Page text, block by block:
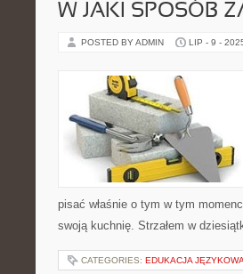
W JAKI SPOSÓB
POSTED BY ADMIN LIP - 9 -
pisać właśnie o tym w tym
swoją kuchnię. Strzałem w
CATEGORIES: EDUKACJA